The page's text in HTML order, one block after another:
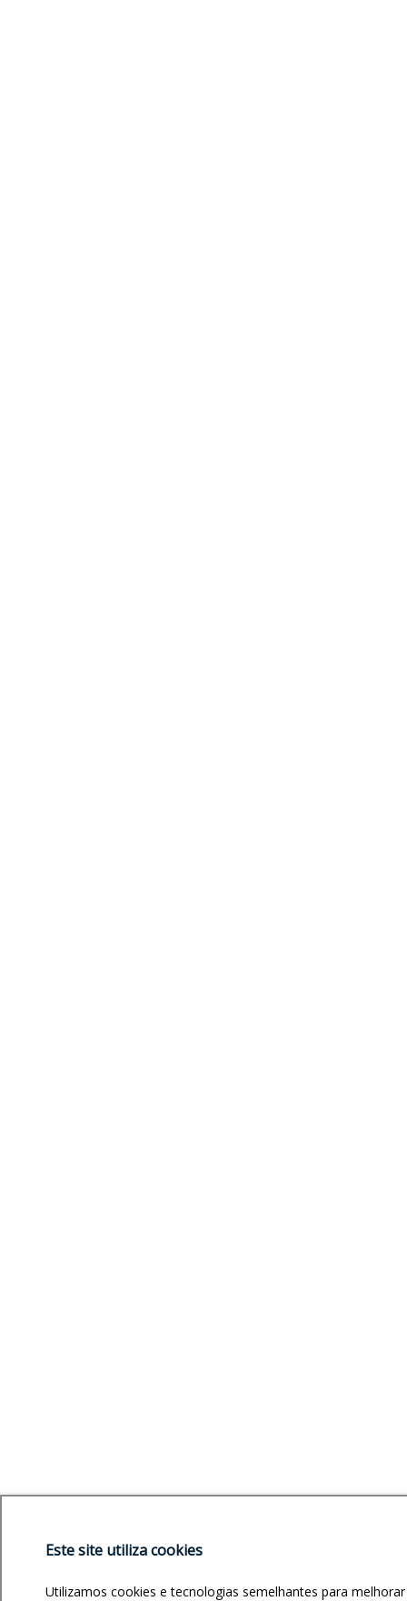
Este site utiliza cookies
Utilizamos cookies e tecnologias semelhantes para